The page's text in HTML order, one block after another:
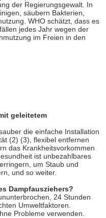
der Regierungsgewalt. In
säubern Bakterien,
WHO schätzt, dass es
jedes Jahr wegen der
im Freien in den
geleitetem
die einfache Installation
(2) (3), flexibel entfernen
das Krankheitsvorkommen
ist unbezahlbares
um Staub und
und so weiter.
Dampfausziehers?
24 Stunden
Umweltfaktoren.
Probleme verwenden.